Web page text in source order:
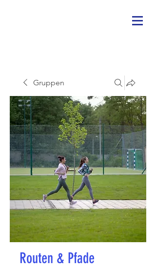
Gruppen
Routen & Pfade